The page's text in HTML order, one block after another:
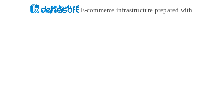
E-commerce infrastructure prepared with